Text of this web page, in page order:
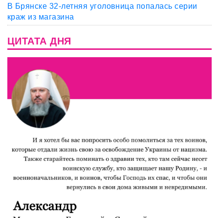
В Брянске 32-летняя уголовница попалась серии
краж из магазина
ЦИТАТА ДНЯ